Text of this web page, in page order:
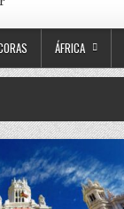
ÁFRICA